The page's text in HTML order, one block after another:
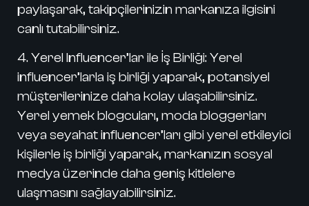
paylaşarak, takipçilerinizin markanıza ilgisini
canlı tutabilirsiniz.
4. Yerel Influencer’lar ile İş Birliği: Yerel
influencer’larla iş birliği yaparak, potansiyel
müşterilerinize daha kolay ulaşabilirsiniz.
Yerel yemek blogcuları, moda bloggerları
veya seyahat influencer’ları gibi yerel etkileyici
kişilerle iş birliği yaparak, markanızın sosyal
medya üzerinde daha geniş kitlelere
ulaşmasını sağlayabilirsiniz.